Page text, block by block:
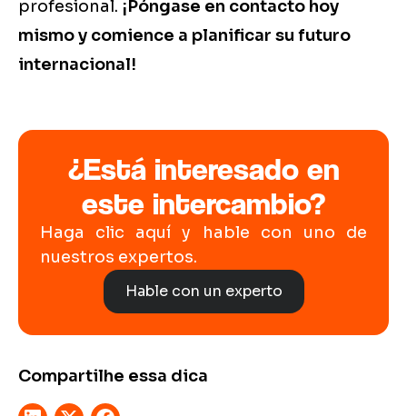
profesional. ¡Póngase en contacto hoy
mismo y comience a planificar su futuro
internacional!
¿Está interesado en
este intercambio?
Haga clic aquí y hable con uno de
nuestros expertos.
Hable con un experto
Compartilhe essa dica